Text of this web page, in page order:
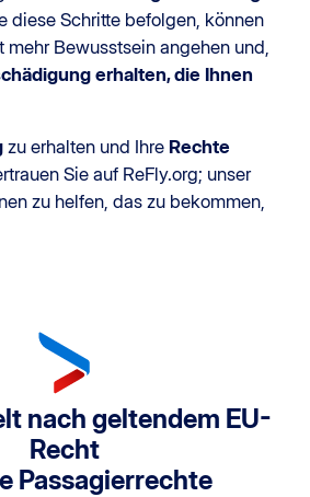
diese Schritte befolgen, können
mehr Bewusstsein angehen und,
erhalten, die Ihnen
zu erhalten und Ihre Rechte
Sie auf ReFly.org; unser
zu helfen, das zu bekommen,
nach geltendem EU-
Recht
Passagierrechte